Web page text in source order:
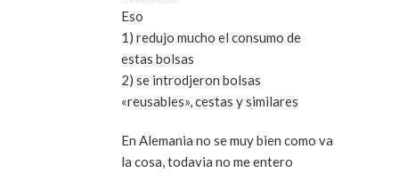
Eso
1) redujo mucho el consumo de
estas bolsas
2) se introdjeron bolsas
«reusables», cestas y similares
En Alemania no se muy bien como va
la cosa, todavia no me entero